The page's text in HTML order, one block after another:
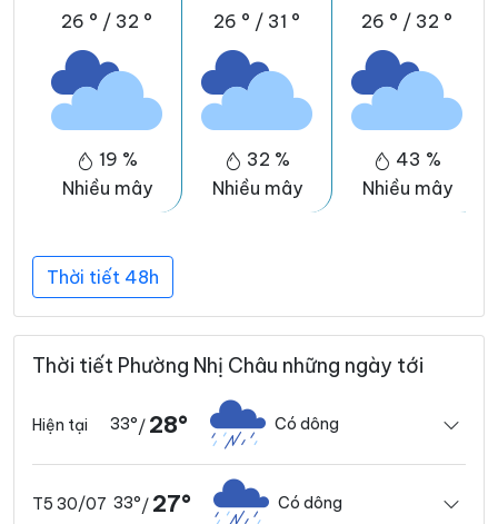
26 ° / 32 °
19 %
Nhiều mây
26 ° / 31 °
32 %
Nhiều mây
26 ° / 32 °
43 %
Nhiều mây
Thời tiết 48h
Thời tiết Phường Nhị Châu những ngày tới
Hiện tại 33°/ 28° Có dông
T5 30/07 33°/ 27° Có dông